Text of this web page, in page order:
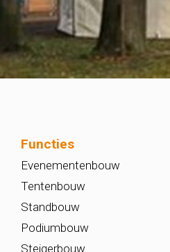
Functies
Evenementenbouw
Tentenbouw
Standbouw
Podiumbouw
Steigerbouw